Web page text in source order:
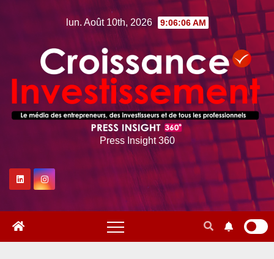
lun. Août 10th, 2026 9:06:07 AM
Press Insight 360